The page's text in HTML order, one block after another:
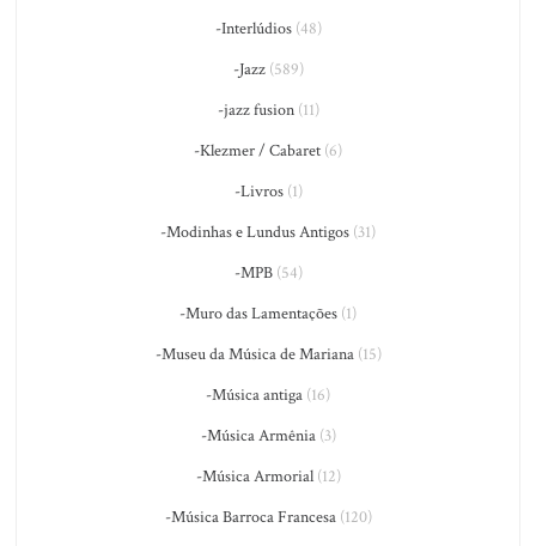
-Interlúdios(48)
-Jazz(589)
-jazz fusion(11)
-Klezmer / Cabaret (6)
-Livros(1)
-Modinhas e Lundus Antigos (31)
-MPB(54)
-Muro das Lamentações (1)
-Museu da Música de Mariana(15)
-Música antiga (16)
-Música Armênia(3)
-Música Armorial(12)
-Música Barroca Francesa(120)